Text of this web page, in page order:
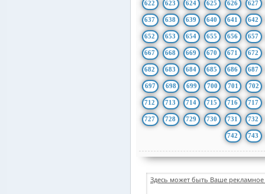
622 623 624 625 626 627
637 638 639 640 641 642
652 653 654 655 656 657
667 668 669 670 671 672
682 683 684 685 686 687
697 698 699 700 701 702
712 713 714 715 716 717
727 728 729 730 731 732
742 743
Здесь может быть Ваше